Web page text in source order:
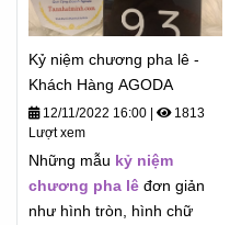
Kỷ niệm chương pha lê -
Khách Hàng AGODA
12/11/2022 16:00
1813
Lượt xem
Những mẫu kỷ niệm
chương pha lê đơn giản
như hình tròn, hình chữ